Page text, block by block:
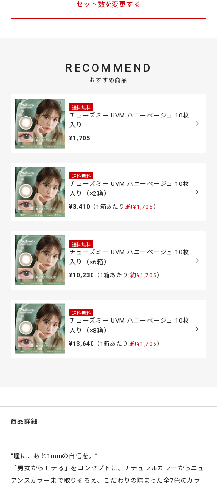
セット数を変更する
RECOMMEND
おすすめ商品
送料無料
チューズミー UVM ハニーベージュ 10枚
入り
¥1,705
送料無料
チューズミー UVM ハニーベージュ 10枚
入り（×2箱）
¥3,410 （1箱あたり:約¥1,705 ）
送料無料
チューズミー UVM ハニーベージュ 10枚
入り（×6箱）
¥10,230 （1箱あたり:約¥1,705 ）
送料無料
チューズミー UVM ハニーベージュ 10枚
入り（×8箱）
¥13,640 （1箱あたり:約¥1,705 ）
商品詳細
“瞳に、あと1mmの自信を。”
「男女からモテる」をコンセプトに、ナチュラルカラーからニュ
アンスカラーまで取りそろえ、こだわりの詰まった全7色のカラ